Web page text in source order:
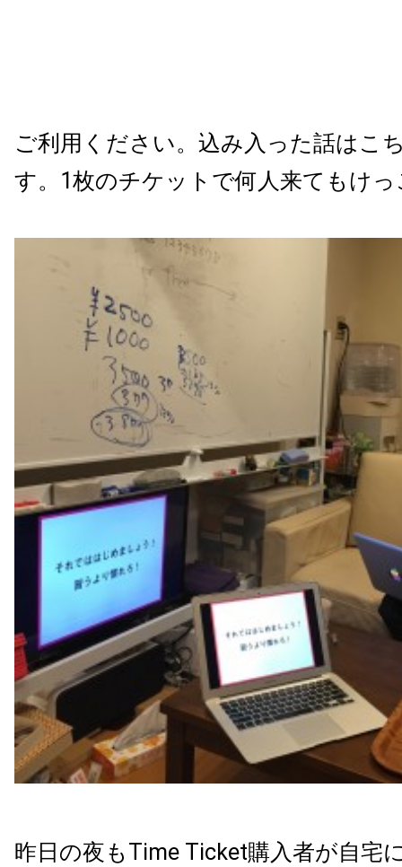
ご利用ください。込み入った話はこ
す。1枚のチケットで何人来てもけ
昨日の夜もTime Ticket購入者が自宅